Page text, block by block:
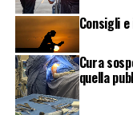
Consigli
Cura
quella